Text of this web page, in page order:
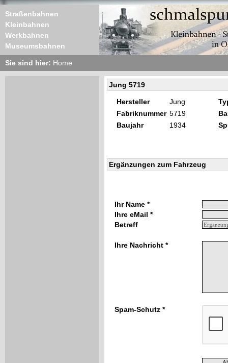
Straßenbahnen
Kleinbahnen
Werkbahnen
Museumsbahnen
Sie sind hier: Home
Jung 5719
Hersteller Jung
Fabriknummer 5719
Baujahr
1934
Ergänzungen zum Fahrzeug
Ihr Name *
Ihre eMail *
Betreff
Ihre Nachricht *
Spam-Schutz *